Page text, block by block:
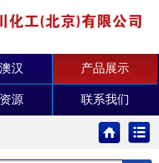
汉 产品展示
源 联系我们